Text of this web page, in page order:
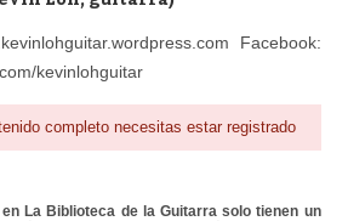
Facebook:
kevinlohguitar
completo necesitas estar registrado
La Biblioteca de la Guitarra solo tienen un